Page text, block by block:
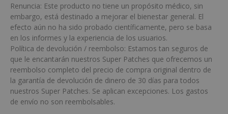
Renuncia: Este producto no tiene un propósito médico, sin
embargo, está destinado a mejorar el bienestar general. El
efecto aún no ha sido probado científicamente, pero se basa
en los informes y la experiencia de los usuarios.
Política de devolución / reembolso: Estamos tan seguros de
que le encantarán nuestros Super Patches que ofrecemos un
reembolso completo del precio de compra original dentro de
la garantía de devolución de dinero de 30 días para todos
nuestros Super Patches. Se aplican excepciones. Los gastos
de envío no son reembolsables.